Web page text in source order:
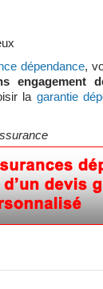
dépendance,
engagement
la garantie